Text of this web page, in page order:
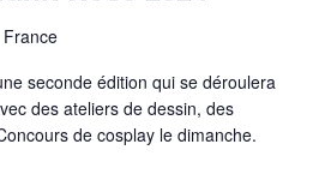
seconde édition qui se déroulera
des ateliers de dessin, des
de cosplay le dimanche.